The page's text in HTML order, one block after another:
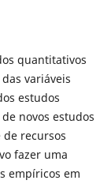
quantitativos
variáveis
estudos
novos estudos
de recursos
fazer uma
empíricos em